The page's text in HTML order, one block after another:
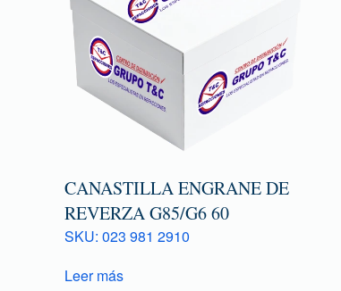
CANASTILLA ENGRANE DE
REVERZA G85/G6 60
SKU: 023 981 2910
Leer más